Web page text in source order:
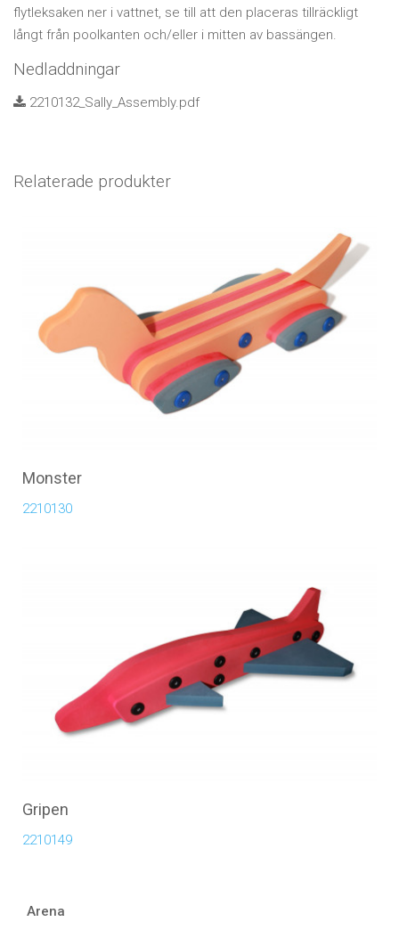
flytleksaken ner i vattnet, se till att den placeras tillräckligt
långt från poolkanten och/eller i mitten av bassängen.
Nedladdningar
2210132_Sally_Assembly.pdf
Relaterade produkter
Monster
2210130
Gripen
2210149
Arena